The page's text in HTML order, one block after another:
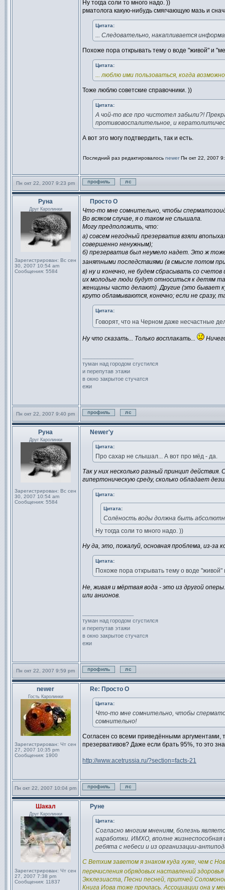
Ну тогда соли то много надо. ))
рматолога какую-нибудь смягчающую мазь и
Цитата:
... Следовательно, накапливается
Похоже пора открывать тему о воде "живой" и
Цитата:
... люблю ими пользоваться, когда
Тоже люблю советские справочники. ))
Цитата:
А чой-то все про чистотел забыли?!
противовоспалительное, и
А вот это могу подтвердить, так и есть.
Последний раз редактировалось newer Пн окт 22, 2007
Пн окт 22, 2007 9:23 pm
Профиль
Отправить личное
Руна
Друг Каролинки
Зарегистрирован: Вс сен
30, 2007 10:54 am
Сообщения: 5584
Просто О
Что-то мне сомнительно, чтобы
Во всяком случае, я о таком не слышала.
Могу предположить, что:
а) совсем негодный презерватив взяли
совершенно ненужным);
б) презерватив был неумело надет. Это ж
занятными последствиями (в смысле потом
в) ну и конечно, не будем сбрасывать со счетов
их молодые люди будут относиться к детям
женщины часто делают). Другие (это бывает
круто обламываются, конечно; если не сразу,
Цитата:
Говорят, что на Черном даже несчастные
Ну что сказать... Только восплакать...
туман над городом сгустился
и перепутав этажи
в окно закрытое стучатся
ежи
Пн окт 22, 2007 9:40 pm
Профиль
Отправить личное
Руна
Друг Каролинки
Зарегистрирован: Вс сен
30, 2007 10:54 am
Сообщения: 5584
Newer'у
Цитата:
Про сахар не слышал... А вот про мёд - да.
Так у них несколько разный принцип
гипертоническую среду, сколько обладает
Цитата:
Цитата:
Солёность воды должна быть
Ну тогда соли то много надо. ))
Ну да, это, пожалуй, основная проблема, из-за
Цитата:
Похоже пора открывать тему о воде "живой"
Не, живая и мёртвая вода - это из другой
или анионов.
туман над городом сгустился
и перепутав этажи
в окно закрытое стучатся
ежи
Пн окт 22, 2007 9:59 pm
Профиль
Отправить личное
newer
Гость Каролинки
Зарегистрирован: Чт сен
27, 2007 10:35 pm
Сообщения: 1900
Re: Просто О
Цитата:
Что-то мне сомнительно, чтобы
сомнительно!
Согласен со всеми приведёнными аргументами,
презервативов? Даже если брать 95%, то это
http://www.acetrussia.ru/?section=facts-21
Пн окт 22, 2007 10:04 pm
Профиль
Отправить личное
Шакал
Друг Каролинки
Зарегистрирован: Чт сен
27, 2007 7:38 pm
Сообщения: 11837
Руне
Цитата:
Согласно многим мнениям, болезнь
наработки. ИМХО, вполне
ребята с небеси и из организации-
С Ветхим заветом я знаком куда хуже, чем с
перечисления обрядовых наставлений
Экклезиаста, Песни песней, притчей
Книга Иова тоже прочлась. Ассоциации она у